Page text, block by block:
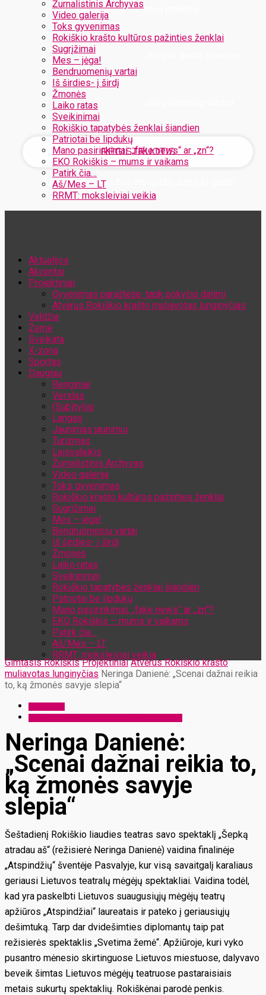
Žurnalistinis Archyvas
Video galerija
Toks gyvenimas
Rokiškio krašto kultūros pažinties ženklai
Sugrįžimai
Mes – jėga!
Bendruomenių vartai
Iš širdies- į širdį
Žmonės
Laiko ratas
Sveikinimai
Rokiškio tapatybės ženklai šiandien
Patriotai be lipdukų
Mano pasirinkimai: „fake news“ ar „zn“?
EKO Rokiškis – mums ir vaikams
Patirk čia…
Aš/Mes – LT
RRMT: moksleiviai veikia
Užregistruokite savo paskyrą
Jūsų slaptažodis bus atsiųstas Jums el. paštu
Aktualijos
Akcentai
Projektiniai
Gyvenimas paraštėse: tapk pokyčio dalimi
Atvėrus Rokiškio krašto muliavotas lunginyčias
Valdžia
Žemė
Sveikata
X-zona
Sportas
Daugiau
Renginiai
Verslas
(Sub)tyliai
Langas
Jaunimas jaunimui
Turizmas
Laisvalaikis
Žurnalistinis Archyvas
Video galerija
Toks gyvenimas
Rokiškio krašto kultūros pažinties ženklai
Sugrįžimai
Mes – jėga!
Bendruomenių vartai
Iš širdies- į širdį
Žmonės
Laiko ratas
Sveikinimai
Rokiškio tapatybės ženklai šiandien
Patriotai be lipdukų
Mano pasirinkimai: „fake news“ ar „zn“?
EKO Rokiškis – mums ir vaikams
Patirk čia…
Aš/Mes – LT
RRMT: moksleiviai veikia
Gimtasis Rokiškis Projektiniai Atvėrus Rokiškio krašto
muliavotas lunginyčias Neringa Danienė: „Scenai dažnai reikia
to, ką žmonės savyje slepia“
Neringa Danienė:
„Scenai dažnai reikia to,
ką žmonės savyje
slepia“
Šeštadienį Rokiškio liaudies teatras savo spektaklį „Šepką
atradau aš“ (režisierė Neringa Danienė) vaidina finalinėje
„Atspindžių“ šventėje Pasvalyje, kur visą savaitgalį karaliaus
geriausi Lietuvos teatralų mėgėjų spektakliai. Vaidina todėl,
kad yra paskelbti Lietuvos suaugusiųjų mėgėjų teatrų
apžiūros „Atspindžiai“ laureatais ir pateko į geriausiųjų
dešimtuką. Tarp dar dvidešimties diplomantų taip pat
režisierės spektaklis „Svetima žemė“. Apžiūroje, kuri vyko
pusantro mėnesio skirtinguose Lietuvos miestuose, dalyvavo
beveik šimtas Lietuvos mėgėjų teatruose pastaraisiais
metais sukurtų spektaklių. Rokiškėnai parodė penkis.